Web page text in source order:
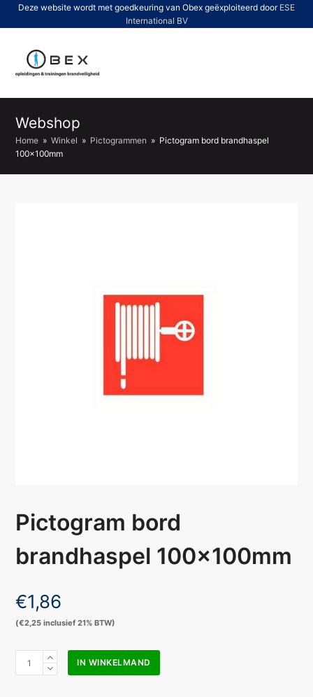
Deze website wordt met goedkeuring van Obex geëxploiteerd door ESE
International BV
Webshop
Home » Winkel » Pictogrammen » Pictogram bord brandhaspel
100x100mm
Pictogram bord
brandhaspel 100x100mm
€1,86
(€2,25 inclusief 21% BTW)
Pictogram
IN WINKELMAND